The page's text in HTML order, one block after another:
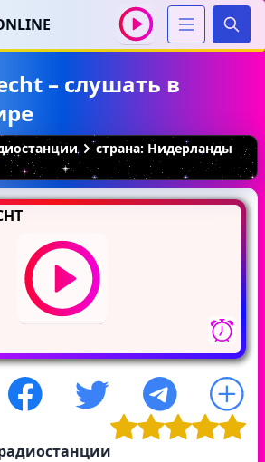
– слушать в
страна: Нидерланды